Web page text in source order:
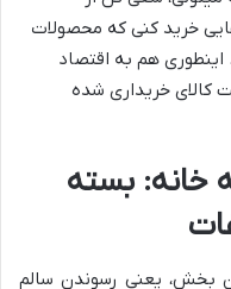
خرید کنی که محصولات
هم به اقتصاد
کالای خریداری شده
خانه: بسته
بخش، یعنی رسوندن سالم